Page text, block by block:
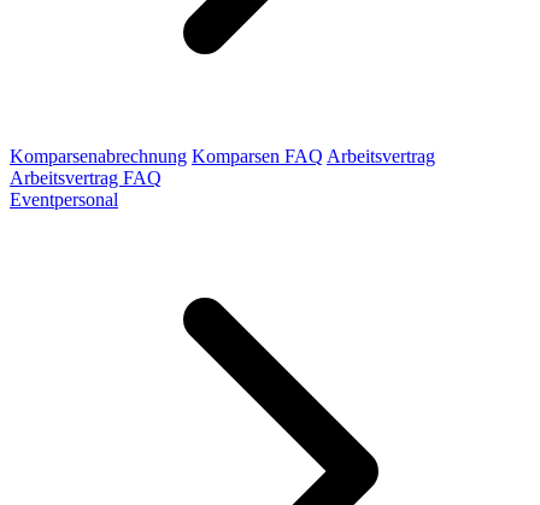
Komparsenabrechnung Komparsen FAQ Arbeitsvertrag
Arbeitsvertrag FAQ
Eventpersonal